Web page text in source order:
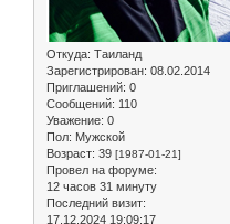
Откуда: Таиланд
Зарегистрирован: 08.02.2014
Приглашений: 0
Сообщений: 110
Уважение: 0
Пол: Мужской
Возраст: 39 [1987-01-21]
Провел на форуме:
12 часов 31 минуту
Последний визит:
17.12.2024 19:09:17